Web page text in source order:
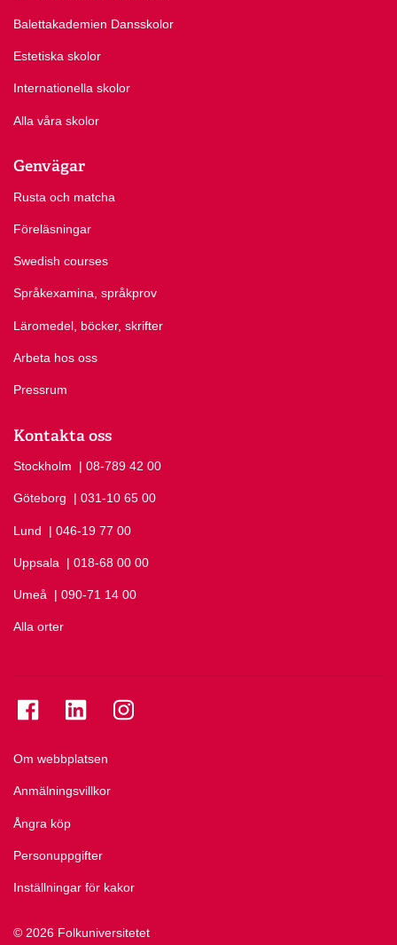
Balettakademien Dansskolor
Estetiska skolor
Internationella skolor
Alla våra skolor
Genvägar
Rusta och matcha
Föreläsningar
Swedish courses
Språkexamina, språkprov
Läromedel, böcker, skrifter
Arbeta hos oss
Pressrum
Kontakta oss
Stockholm Ring Stockholm på
| 08-789 42 00
Göteborg Ring Göteborg på
| 031-10 65 00
Lund Ring Lund på
| 046-19 77 00
Uppsala Ring Uppsala på
| 018-68 00 00
Umeå Ring Umeå på
| 090-71 14 00
Alla orter
© 2026 Folkuniversitetet
Om webbplatsen
Anmälningsvillkor
Ångra köp
Personuppgifter
Inställningar för kakor
Se folkuniversitetet på Facebook
Se folkuniversitetet på LinkedIn